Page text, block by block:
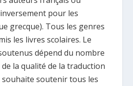
pour les
grecque). Tous les genres
les livres scolaires. Le
dépend du nombre
la qualité de la traduction
souhaite soutenir tous les